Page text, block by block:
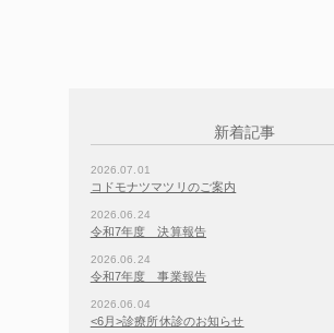
新着記事
2026.07.01
コドモナツマツリのご案内
2026.06.24
令和7年度 決算報告
2026.06.24
令和7年度 事業報告
2026.06.04
<6月>診療所休診のお知らせ